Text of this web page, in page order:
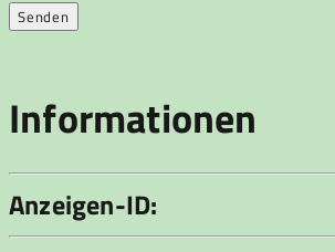
Informationen
Anzeigen-ID: